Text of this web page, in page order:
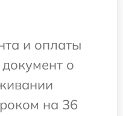
и оплаты
о
на 36